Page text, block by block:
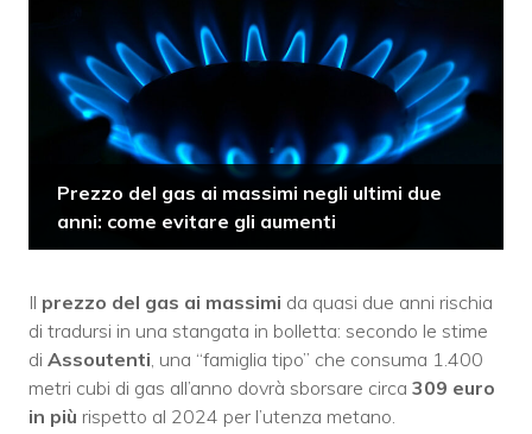
Prezzo del gas ai massimi negli ultimi due
anni: come evitare gli aumenti
Il prezzo del gas ai massimi da quasi due anni rischia
di tradursi in una stangata in bolletta: secondo le stime
di Assoutenti , una “famiglia tipo” che consuma 1.400
metri cubi di gas all’anno dovrà sborsare circa 309 euro
in più rispetto al 2024 per l’utenza metano.